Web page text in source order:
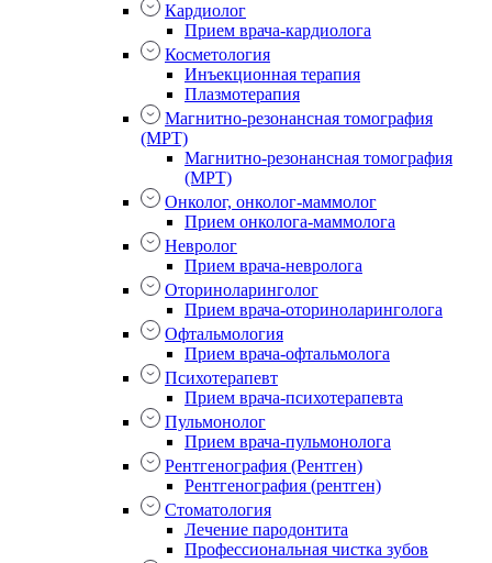
Кардиолог
Прием врача-кардиолога
Косметология
Инъекционная терапия
Плазмотерапия
Магнитно-резонансная томография
(МРТ)
Магнитно-резонансная томография
(МРТ)
Онколог, онколог-маммолог
Прием онколога-маммолога
Невролог
Прием врача-невролога
Оториноларинголог
Прием врача-оториноларинголога
Офтальмология
Прием врача-офтальмолога
Психотерапевт
Прием врача-психотерапевта
Пульмонолог
Прием врача-пульмонолога
Рентгенография (Рентген)
Рентгенография (рентген)
Стоматология
Лечение пародонтита
Профессиональная чистка зубов